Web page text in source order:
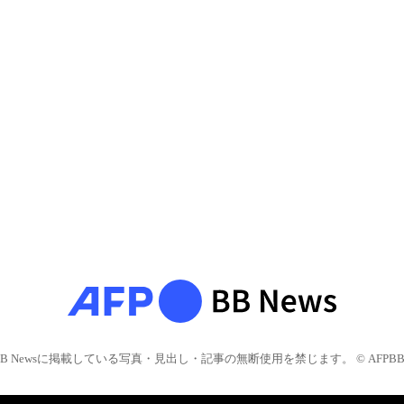
Newsに掲載している写真・見出し・記事の無断使用を禁じます。 © AFPBB